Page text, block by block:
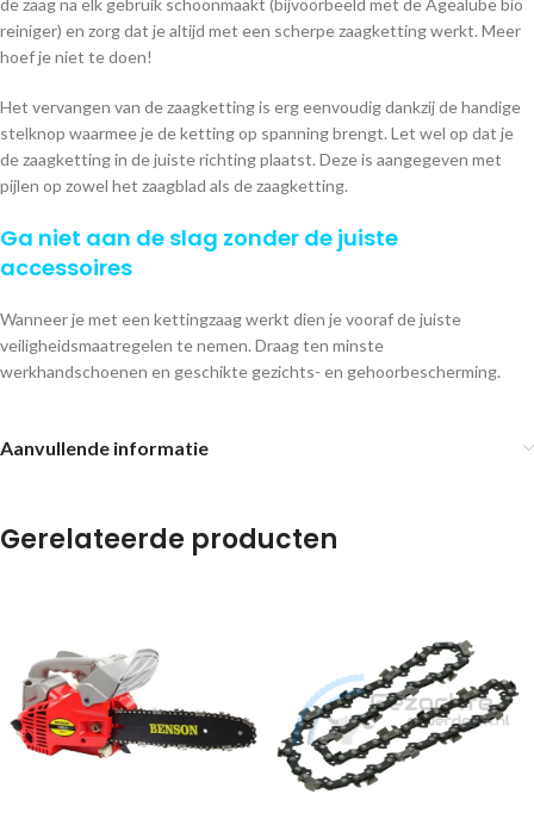
de zaag na elk gebruik schoonmaakt (bijvoorbeeld met de Agealube bio
reiniger) en zorg dat je altijd met een scherpe zaagketting werkt. Meer
hoef je niet te doen!
Het vervangen van de zaagketting is erg eenvoudig dankzij de handige
stelknop waarmee je de ketting op spanning brengt. Let wel op dat je
de zaagketting in de juiste richting plaatst. Deze is aangegeven met
pijlen op zowel het zaagblad als de zaagketting.
Ga niet aan de slag zonder de juiste
accessoires
Wanneer je met een kettingzaag werkt dien je vooraf de juiste
veiligheidsmaatregelen te nemen. Draag ten minste
werkhandschoenen en geschikte gezichts- en gehoorbescherming.
Aanvullende informatie
Gerelateerde producten